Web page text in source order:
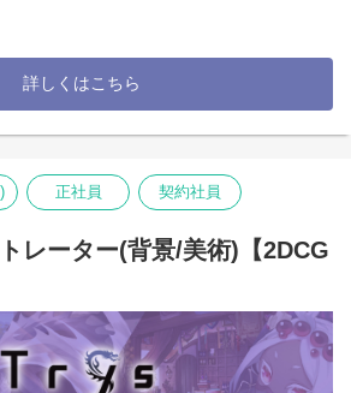
）プロジェクトの制作をお任せします
し（絵コンテ）制作
背景、着彩など)
ターデザインなどもお任せします※
さん、実は最強。
たら王家の愛され末娘になってしまいま
？（キャラクターデザイン/作画担当）
クターデザイン/ネーム/作画担当）
ラクターデザイン/ネーム/作画担当）
ター、アイテム、武器、背景制作、
いコンテンツ制作に携わっていただく
集！
レクターを置き、監修を行っていただきま
絵制作など（仕様書に沿ってラフ～線画・
す。）
背景等、画面の全体を占める重要なパート
ートや世界観構築の業務もあり。キャラク
や武器、背景など
詳しくはこちら
正社員 契約社員
レーター(背景/美術)【2DCG